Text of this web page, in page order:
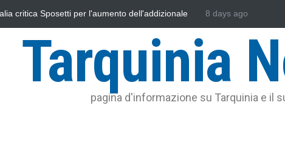
della Tuscia e l'Assonautica Provinciale di Viterbo
8 days ago
Tarquinia
pagina d'informazione su Tarquinia e il